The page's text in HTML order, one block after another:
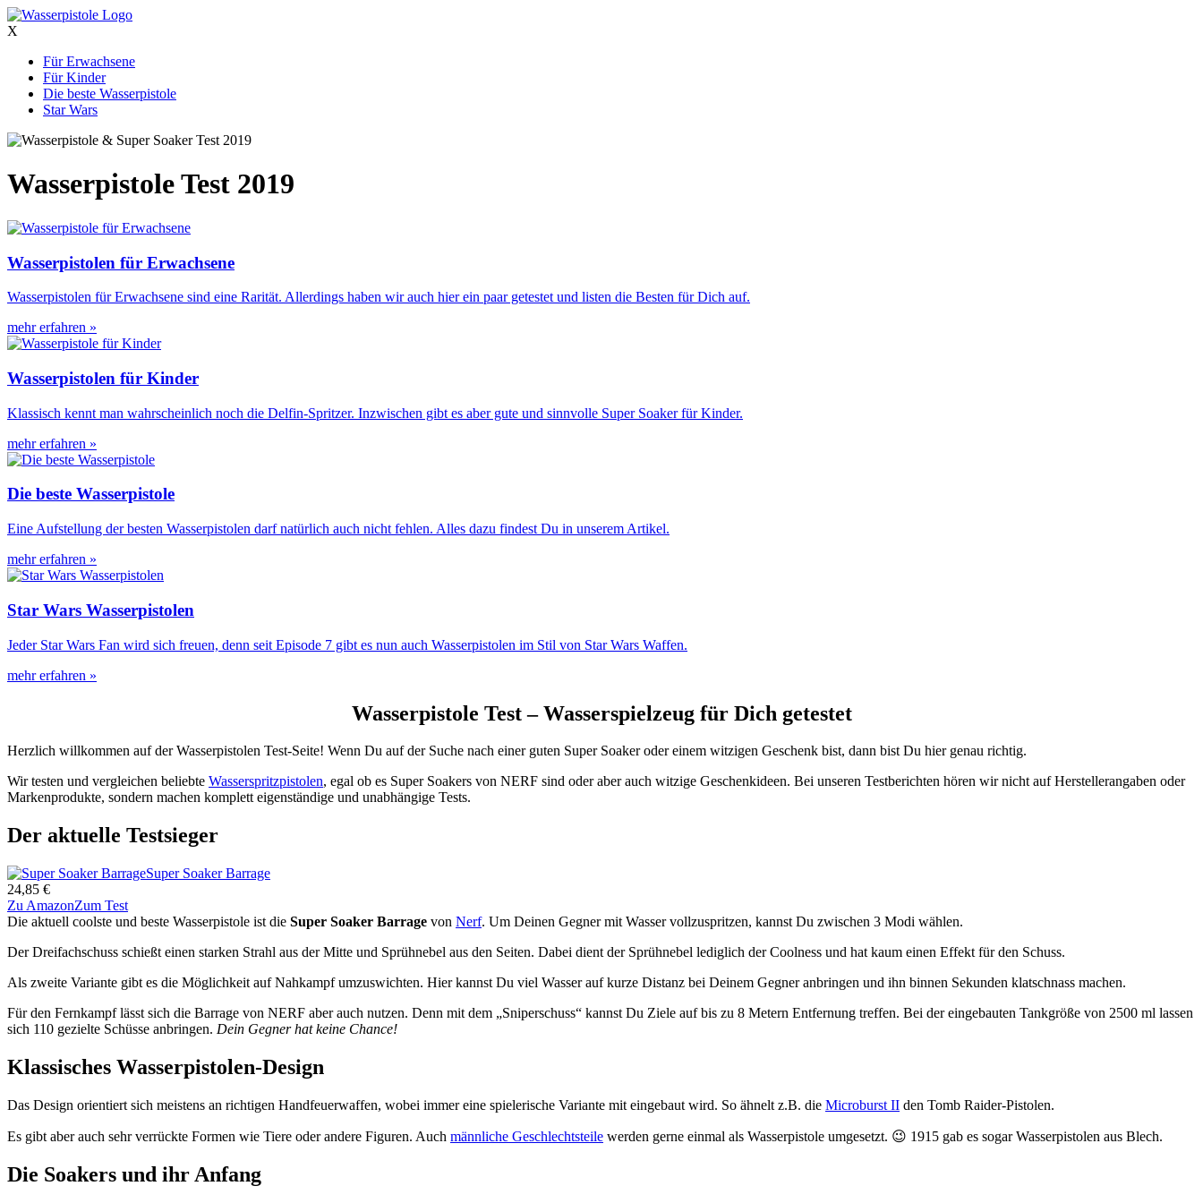
X
Für Erwachsene
Für Kinder
Die beste Wasserpistole
Star Wars
Wasserpistole Test 2019
Wasserpistolen für Erwachsene
Wasserpistolen für Erwachsene sind eine Rarität. Allerdings haben wir auch hier ein paar getestet und listen die Besten für Dich auf.
mehr erfahren »
Wasserpistolen für Kinder
Klassisch kennt man wahrscheinlich noch die Delfin-Spritzer. Inzwischen gibt es aber gute und sinnvolle Super Soaker für Kinder.
mehr erfahren »
Die beste Wasserpistole
Eine Aufstellung der besten Wasserpistolen darf natürlich auch nicht fehlen. Alles dazu findest Du in unserem Artikel.
mehr erfahren »
Star Wars Wasserpistolen
Jeder Star Wars Fan wird sich freuen, denn seit Episode 7 gibt es nun auch Wasserpistolen im Stil von Star Wars Waffen.
mehr erfahren »
Wasserpistole Test – Wasserspielzeug für Dich getestet
Herzlich willkommen auf der Wasserpistolen Test-Seite! Wenn Du auf der Suche nach einer guten Super Soaker oder einem witzigen Geschenk bist, dann bist Du hier genau richtig.
Wir testen und vergleichen beliebte Wasserspritzpistolen, egal ob es Super Soakers von NERF sind oder aber auch witzige Geschenkideen. Bei unseren Testberichten hören wir nicht auf Herstellerangaben oder
Markenprodukte, sondern machen komplett eigenständige und unabhängige Tests.
Der aktuelle Testsieger
Super Soaker Barrage
24,85 €
Zu AmazonZum Test
Die aktuell coolste und beste Wasserpistole ist die Super Soaker Barrage von Nerf. Um Deinen Gegner mit Wasser vollzuspritzen, kannst Du zwischen 3 Modi wählen.
Der Dreifachschuss schießt einen starken Strahl aus der Mitte und Sprühnebel aus den Seiten. Dabei dient der Sprühnebel lediglich der Coolness und hat kaum einen Effekt für den Schuss.
Als zweite Variante gibt es die Möglichkeit auf Nahkampf umzuswichten. Hier kannst Du viel Wasser auf kurze Distanz bei Deinem Gegner anbringen und ihn binnen Sekunden klatschnass machen.
Für den Fernkampf lässt sich die Barrage von NERF aber auch nutzen. Denn mit dem „Sniperschuss“ kannst Du Ziele auf bis zu 8 Metern Entfernung treffen. Bei der eingebauten Tankgröße von 2500 ml lassen
sich 110 gezielte Schüsse anbringen. Dein Gegner hat keine Chance!
Klassisches Wasserpistolen-Design
Das Design orientiert sich meistens an richtigen Handfeuerwaffen, wobei immer eine spielerische Variante mit eingebaut wird. So ähnelt z.B. die Microburst II den Tomb Raider-Pistolen.
Es gibt aber auch sehr verrückte Formen wie Tiere oder andere Figuren. Auch männliche Geschlechtsteile werden gerne einmal als Wasserpistole umgesetzt. 😉 1915 gab es sogar Wasserpistolen aus Blech.
Die Soakers und ihr Anfang